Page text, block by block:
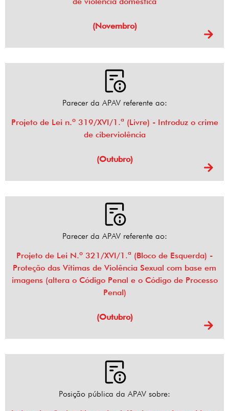
(Novembro)
Parecer da APAV referente ao:
Projeto de Lei n.º 319/XVI/1.ª (Livre) - Introduz o crime
de ciberviolência
(Outubro)
Parecer da APAV referente ao:
Projeto de Lei N.º 321/XVI/1.ª (Bloco de Esquerda) -
Proteção das Vítimas de Violência Sexual com base em
imagens (altera o Código Penal e o Código de Processo
Penal)
(Outubro)
Posição pública da APAV sobre: